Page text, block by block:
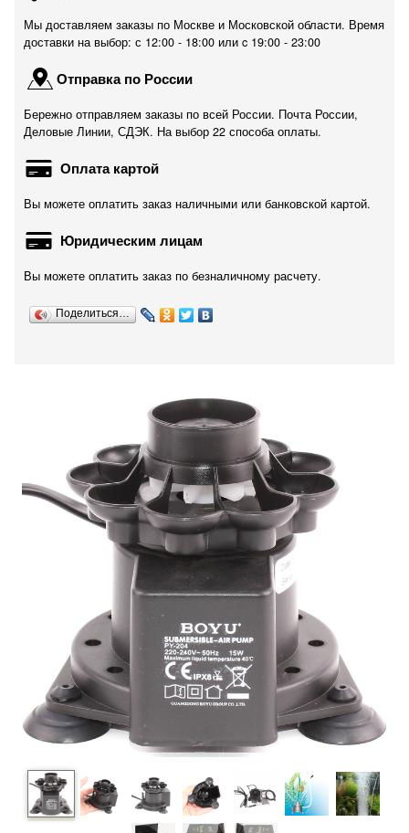
Мы доставляем заказы по Москве и Московской области. Время
доставки на выбор: с 12:00 - 18:00 или c 19:00 - 23:00
Отправка по России
Бережно отправляем заказы по всей России. Почта России,
Деловые Линии, СДЭК. На выбор 22 способа оплаты.
Оплата картой
Вы можете оплатить заказ наличными или банковской картой.
Юридическим лицам
Вы можете оплатить заказ по безналичному расчету.
Поделиться…